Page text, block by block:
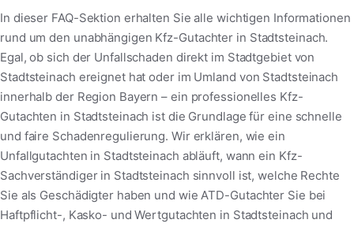
In dieser FAQ-Sektion erhalten Sie alle wichtigen Informationen
rund um den unabhängigen Kfz-Gutachter in Stadtsteinach.
Egal, ob sich der Unfallschaden direkt im Stadtgebiet von
Stadtsteinach ereignet hat oder im Umland von Stadtsteinach
innerhalb der Region Bayern – ein professionelles Kfz-
Gutachten in Stadtsteinach ist die Grundlage für eine schnelle
und faire Schadenregulierung. Wir erklären, wie ein
Unfallgutachten in Stadtsteinach abläuft, wann ein Kfz-
Sachverständiger in Stadtsteinach sinnvoll ist, welche Rechte
Sie als Geschädigter haben und wie ATD-Gutachter Sie bei
Haftpflicht-, Kasko- und Wertgutachten in Stadtsteinach und